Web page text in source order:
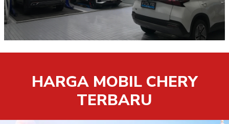
HARGA MOBIL CHERY
TERBARU